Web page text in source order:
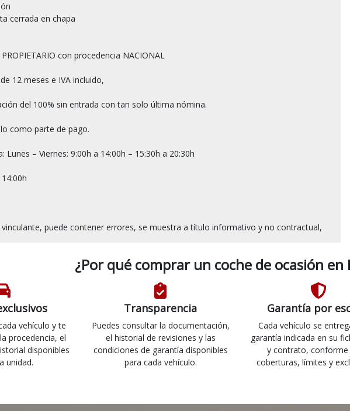
cerrada en chapa
con procedencia NACIONAL
12 meses e IVA incluido,
del 100% sin entrada con tan solo última nómina.
como parte de pago.
Lunes – Viernes: 9:00h a 14:00h – 15:30h a 20:30h
¿Por qué comprar un coche de ocasión en
vehículo y te
procedencia, el
disponibles
unidad.
Transparencia
Puedes consultar la documentación,
el historial de revisiones y las
condiciones de garantía disponibles
para cada vehículo.
Garantía por
Cada vehículo se
garantía indicada en su
y contrato, conforme
coberturas, límites y